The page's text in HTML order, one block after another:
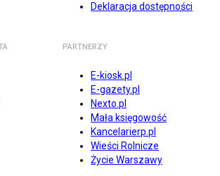
Deklaracja dostępności
PARTNERZY
E-kiosk.pl
E-gazety.pl
Nexto.pl
Mała księgowość
Kancelarierp.pl
Wieści Rolnicze
Życie Warszawy